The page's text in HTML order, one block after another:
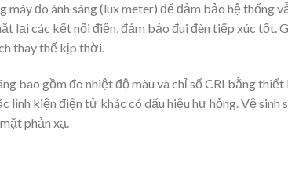
đo ánh sáng (lux meter) để đảm bảo hệ thống
lại các kết nối điện, đảm bảo đui đèn tiếp xúc tốt.
thay thế kịp thời.
bao gồm đo nhiệt độ màu và chỉ số CRI bằng thiết
linh kiện điện tử khác có dấu hiệu hư hỏng. Vệ sinh
phản xạ.